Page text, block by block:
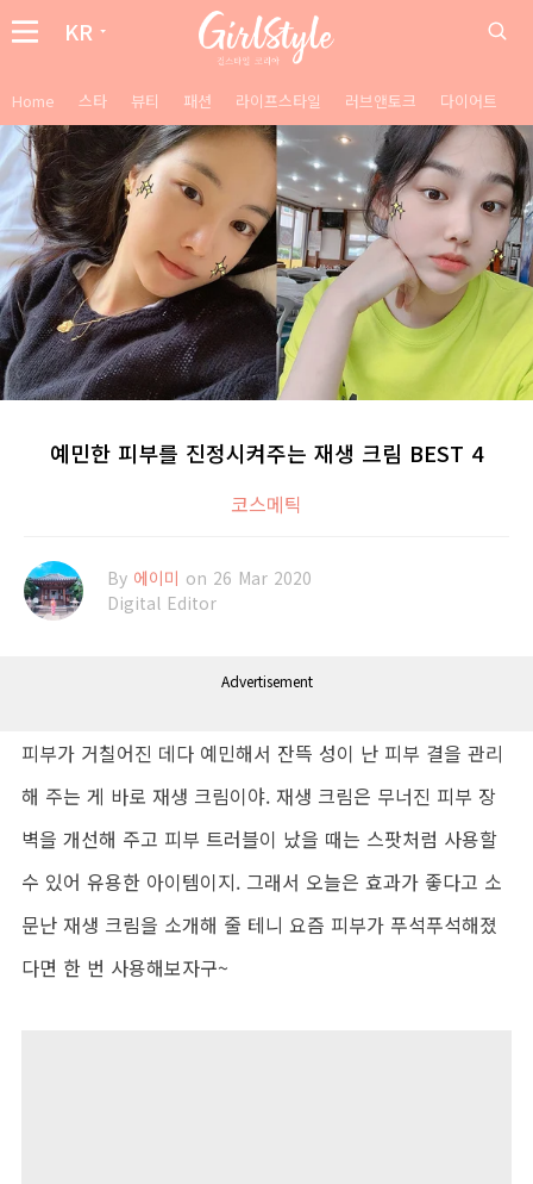
KR
Home 스타 뷰티 패션 라이프스타일 러브앤토크 다이어트
예민한 피부를 진정시켜주는 재생 크림 BEST 4
코스메틱
By 에이미 on 26 Mar 2020
Digital Editor
Advertisement
피부가 거칠어진 데다 예민해서 잔뜩 성이 난 피부 결을 관리
해 주는 게 바로 재생 크림이야. 재생 크림은 무너진 피부 장
벽을 개선해 주고 피부 트러블이 났을 때는 스팟처럼 사용할
수 있어 유용한 아이템이지. 그래서 오늘은 효과가 좋다고 소
문난 재생 크림을 소개해 줄 테니 요즘 피부가 푸석푸석해졌
다면 한 번 사용해보자구~